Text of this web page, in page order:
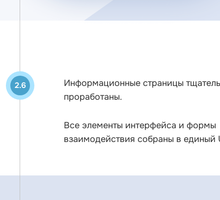
2.6
Информационные страницы
проработаны.
Все элементы интерфейса и формы
взаимодействия собраны в единый